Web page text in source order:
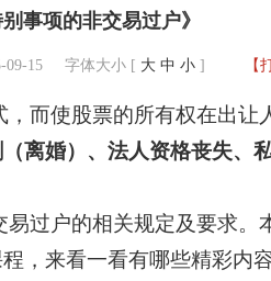
事项的非交易过户》
09-15 字体大小 [ 大 中 小 ] 【
而使股票的所有权在出让
离婚）、法人资格丧失、
过户的相关规定及要求。
，来看一看有哪些精彩内